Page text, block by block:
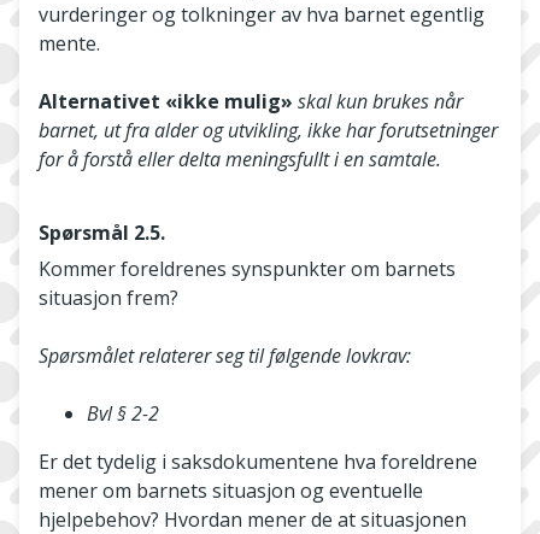
vurderinger og tolkninger av hva barnet egentlig
mente.
Alternativet «ikke mulig» skal kun brukes når
barnet, ut fra alder og utvikling, ikke har forutsetninger
for å forstå eller delta meningsfullt i en samtale.
Spørsmål 2.5.
Kommer foreldrenes synspunkter om barnets
situasjon frem?
Spørsmålet relaterer seg til følgende lovkrav:
Bvl § 2-2
Er det tydelig i saksdokumentene hva foreldrene
mener om barnets situasjon og eventuelle
hjelpebehov? Hvordan mener de at situasjonen